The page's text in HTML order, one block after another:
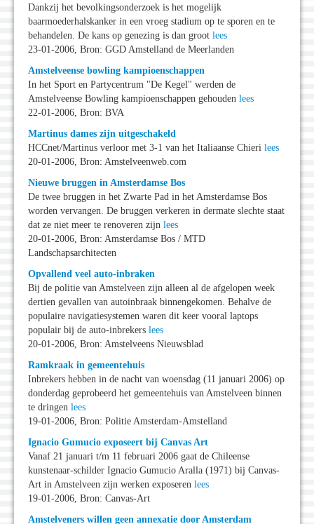
Dankzij het bevolkingsonderzoek is het mogelijk
baarmoederhalskanker in een vroeg stadium op te sporen en te
behandelen. De kans op genezing is dan groot lees
23-01-2006, Bron: GGD Amstelland de Meerlanden
Amstelveense bowling kampioenschappen
In het Sport en Partycentrum "De Kegel" werden de
Amstelveense Bowling kampioenschappen gehouden lees
22-01-2006, Bron: BVA
Martinus dames zijn uitgeschakeld
HCCnet/Martinus verloor met 3-1 van het Italiaanse Chieri lees
20-01-2006, Bron: Amstelveenweb.com
Nieuwe bruggen in Amsterdamse Bos
De twee bruggen in het Zwarte Pad in het Amsterdamse Bos
worden vervangen. De bruggen verkeren in dermate slechte staat
dat ze niet meer te renoveren zijn lees
20-01-2006, Bron: Amsterdamse Bos / MTD
Landschapsarchitecten
Opvallend veel auto-inbraken
Bij de politie van Amstelveen zijn alleen al de afgelopen week
dertien gevallen van autoinbraak binnengekomen. Behalve de
populaire navigatiesystemen waren dit keer vooral laptops
populair bij de auto-inbrekers lees
20-01-2006, Bron: Amstelveens Nieuwsblad
Ramkraak in gemeentehuis
Inbrekers hebben in de nacht van woensdag (11 januari 2006) op
donderdag geprobeerd het gemeentehuis van Amstelveen binnen
te dringen lees
19-01-2006, Bron: Politie Amsterdam-Amstelland
Ignacio Gumucio exposeert bij Canvas Art
Vanaf 21 januari t/m 11 februari 2006 gaat de Chileense
kunstenaar-schilder Ignacio Gumucio Aralla (1971) bij Canvas-
Art in Amstelveen zijn werken exposeren lees
19-01-2006, Bron: Canvas-Art
Amstelveners willen geen annexatie door Amsterdam